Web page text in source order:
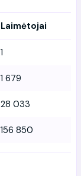
Laimėtojai
1
1 679
28 033
156 850